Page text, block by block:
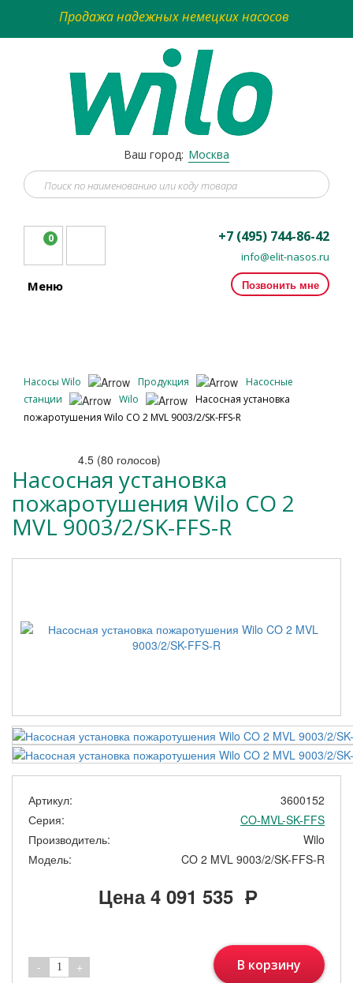
Продажа надежных немецких насосов
Ваш город: Москва
0 +7 (495) 744-86-42
info@elit-nasos.ru
Позвонить мне
Меню
Насосы Wilo Продукция
Насосные
станции
Wilo
Насосная установка
пожаротушения Wilo CO 2 MVL 9003/2/SK-FFS-R
4.5 (80 голосов)
Насосная установка
пожаротушения Wilo CO 2
MVL 9003/2/SK-FFS-R
Артикул:
3600152
Серия:
CO-MVL-SK-FFS
Производитель:
Wilo
Модель:
CO 2 MVL 9003/2/SK-FFS-R
Цена4 091 535 Р
- 1 + В корзину